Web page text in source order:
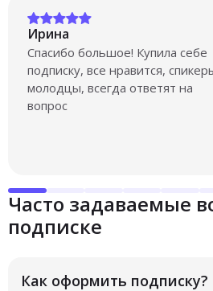
Ирина
Спасибо большое! Купила себе
подписку, все нравится,
молодцы, всегда ответят на
вопрос
Часто задаваемые
подписке
Как оформить подписку?